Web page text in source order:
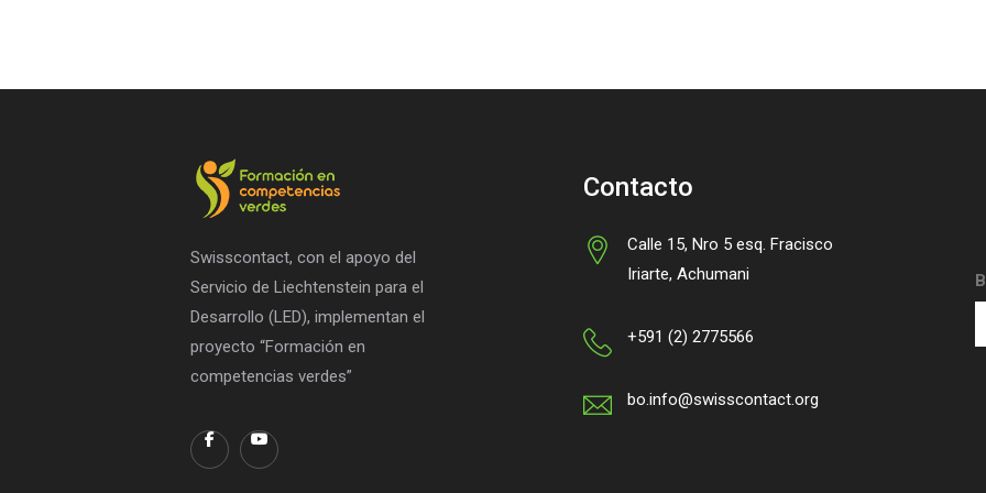
Swisscontact, con el apoyo del
Servicio de Liechtenstein para el
Desarrollo (LED), implementan el
proyecto “Formación en
competencias verdes”
Contacto
Calle 15, Nro 5 esq. Fracisco
Iriarte, Achumani
+591 (2) 2775566
bo.info@swisscontact.org